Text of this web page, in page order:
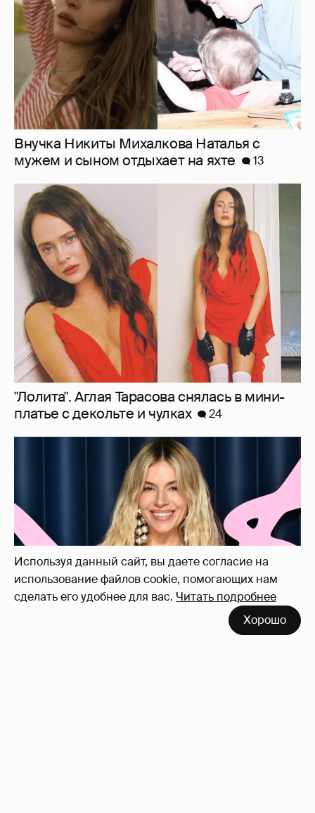
Используя данный сайт, вы даете согласие на
использование файлов cookie, помогающих нам
сделать его удобнее для вас. Читать подробнее
Хорошо
"Лолита". Аглая Тарасова снялась в мини-
платье с декольте и чулках
24
Сиенна Миллер раскрыла пол третьего
ребёнка и показала редкие фото с детьми